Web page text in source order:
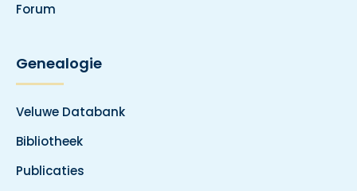
Forum
Genealogie
Veluwe Databank
Bibliotheek
Publicaties